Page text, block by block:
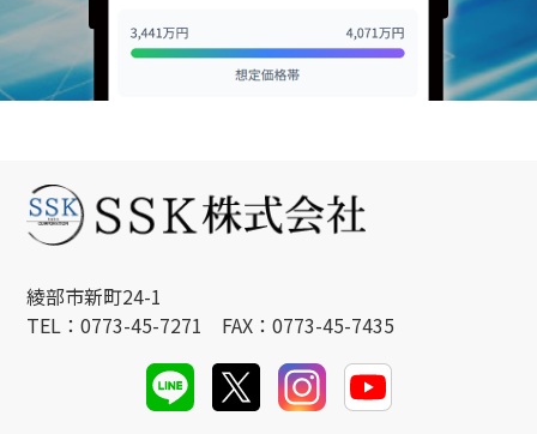
綾部市新町24-1
TEL：0773-45-7271 FAX：0773-45-7435